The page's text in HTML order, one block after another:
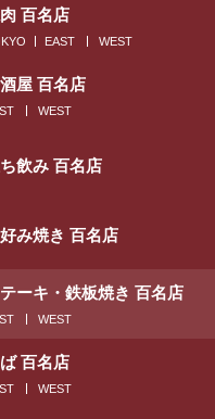
百名店
EAST WEST
屋 百名店
WEST
飲み 百名店
み焼き 百名店
ーキ・鉄板焼き 百名店
WEST
百名店
WEST
雪さん編